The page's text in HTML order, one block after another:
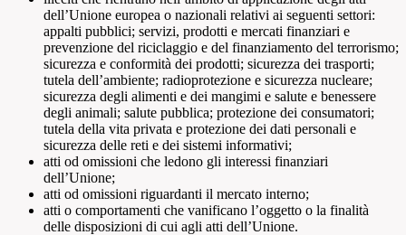
dell’Unione europea o nazionali relativi ai seguenti settori:
appalti pubblici; servizi, prodotti e mercati finanziari e
prevenzione del riciclaggio e del finanziamento del terrorismo;
sicurezza e conformità dei prodotti; sicurezza dei trasporti;
tutela dell’ambiente; radioprotezione e sicurezza nucleare;
sicurezza degli alimenti e dei mangimi e salute e benessere
degli animali; salute pubblica; protezione dei consumatori;
tutela della vita privata e protezione dei dati personali e
sicurezza delle reti e dei sistemi informativi;
atti od omissioni che ledono gli interessi finanziari
dell’Unione;
atti od omissioni riguardanti il mercato interno;
atti o comportamenti che vanificano l’oggetto o la finalità
delle disposizioni di cui agli atti dell’Unione.